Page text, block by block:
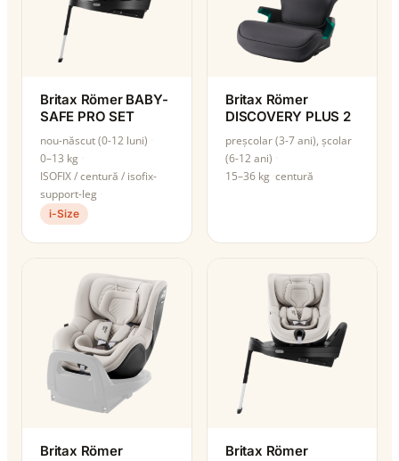
Britax Römer BABY-
SAFE PRO SET
nou-născut (0-12 luni)
0–13 kg
ISOFIX / centură / isofix-
support-leg
i-Size
Britax Römer
DISCOVERY PLUS 2
preșcolar (3-7 ani), școlar
(6-12 ani)
15–36 kg centură
Britax Römer
Britax Römer